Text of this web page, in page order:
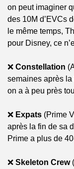
on peut imaginer
des 10M d’EVCs
le même temps,
pour Disney, ce
❌ Constellation
semaines après
on a à peu près
❌ Expats (Prime
après la fin de sa
Prime a plus de
❌ Skeleton Crew